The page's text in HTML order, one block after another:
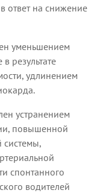
ответ на снижение
уменьшением
результате
удлинением
устранением
повышенной
системы,
спонтанного
водителей